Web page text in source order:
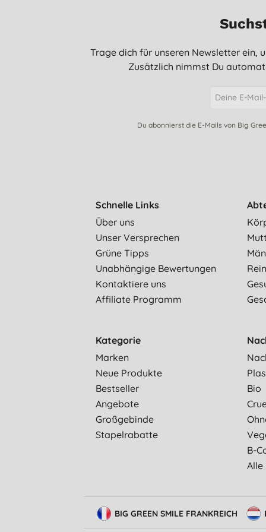
Trage dich für unseren Newsletter ein,
Zusätzlich nimmst Du
Du abonnierst die E-Mails von Big
Schnelle Links
Über uns
Unser Versprechen
Grüne Tipps
Unabhängige Bewertungen
Kontaktiere uns
Affiliate Programm
Kategorie
Marken
Neue Produkte
Bestseller
Angebote
Großgebinde
Stapelrabatte
Bio
B-
BIG GREEN SMILE FRANKREICH